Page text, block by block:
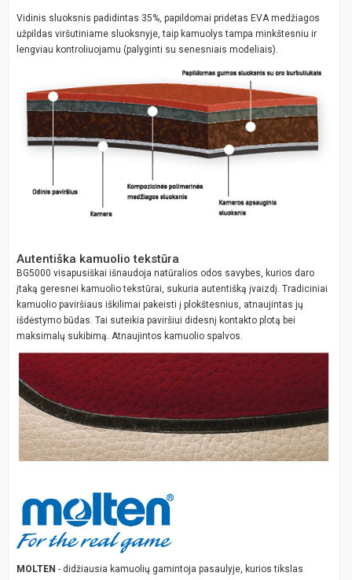
Vidinis sluoksnis padidintas 35%, papildomai pridėtas EVA medžiagos
užpildas viršutiniame sluoksnyje, taip kamuolys tampa minkštesniu ir
lengviau kontroliuojamu (palyginti su senesniais modeliais).
Autentiška kamuolio tekstūra
BG5000 visapusiškai išnaudoja natūralios odos savybes, kurios daro
įtaką geresnei kamuolio tekstūrai, sukuria autentišką įvaizdį. Tradiciniai
kamuolio paviršiaus iškilimai pakeisti į plokštesnius, atnaujintas jų
išdėstymo būdas. Tai suteikia paviršiui didesnį kontakto plotą bei
maksimalų sukibimą. Atnaujintos kamuolio spalvos.
MOLTEN - didžiausia kamuolių gamintoja pasaulyje, kurios tikslas